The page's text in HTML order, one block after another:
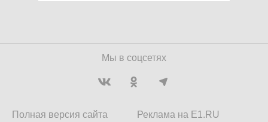
Мы в соцсетях
Полная версия сайта
Реклама на E1.RU